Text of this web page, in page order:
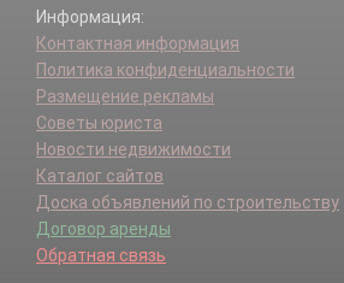
Информация:
Контактная информация
Политика конфиденциальности
Размещение рекламы
Советы юриста
Новости недвижимости
Каталог сайтов
Доска объявлений по строительству
Договор аренды
Обратная связь